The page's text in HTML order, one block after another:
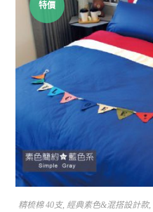
特價
精梳棉 40支, 經典素色&混搭設計款,